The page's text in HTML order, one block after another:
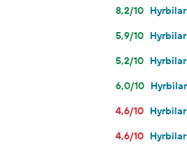
8,2/10
5,9/10
5,2/10
6,0/10
4,6/10
4,6/10